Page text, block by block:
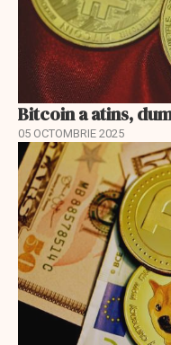
Bitcoin a atins,
05 OCTOMBRIE 2025